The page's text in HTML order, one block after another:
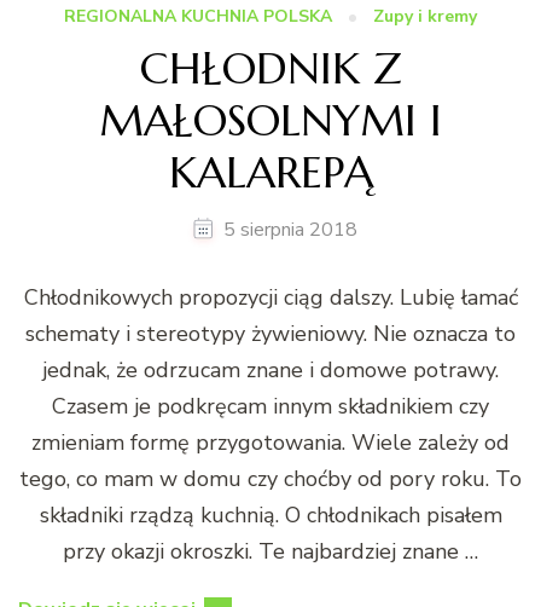
REGIONALNA KUCHNIA POLSKA
Zupy i kremy
CHŁODNIK Z
MAŁOSOLNYMI I
KALAREPĄ
5 sierpnia 2018
Chłodnikowych propozycji ciąg dalszy. Lubię łamać
schematy i stereotypy żywieniowy. Nie oznacza to
jednak, że odrzucam znane i domowe potrawy.
Czasem je podkręcam innym składnikiem czy
zmieniam formę przygotowania. Wiele zależy od
tego, co mam w domu czy choćby od pory roku. To
składniki rządzą kuchnią. O chłodnikach pisałem
przy okazji okroszki. Te najbardziej znane …